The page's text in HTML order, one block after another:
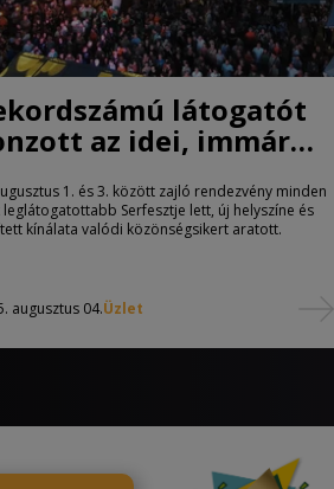
látogatót
az idei, immár
1. és 3. között zajló rendezvény minden
leglátogatottabb Serfesztje lett, új helyszíne és
kínálata valódi közönségsikert aratott.
augusztus 04.Üzlet